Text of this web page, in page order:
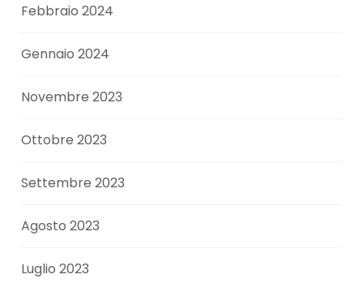
Febbraio 2024
Gennaio 2024
Novembre 2023
Ottobre 2023
Settembre 2023
Agosto 2023
Luglio 2023